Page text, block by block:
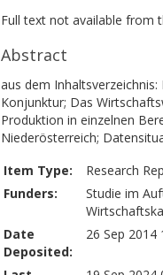
Full text not available from
Abstract
aus dem
Konjunktur; Das
Produktion in einzelnen
Niederösterreich;
Item Type:
Research
Funders:
Studie im
Date
Deposited:
26 Sep 2014